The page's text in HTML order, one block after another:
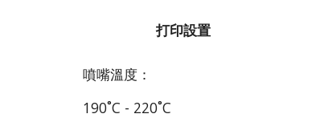
打印設置
噴嘴溫度：
190˚C - 220˚C